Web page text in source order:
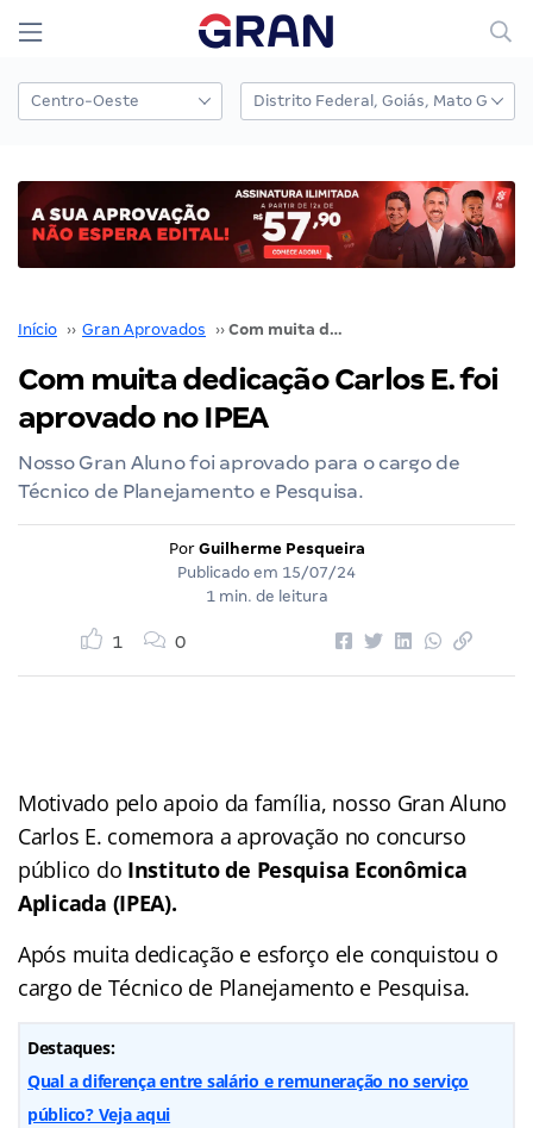
Início ›› Gran Aprovados ›› Com muita dedicação Carlos E. foi aprovado no IPEA
Com muita dedicação Carlos E. foi
aprovado no IPEA
Nosso Gran Aluno foi aprovado para o cargo de
Técnico de Planejamento e Pesquisa.
Por Guilherme Pesqueira
Publicado em 15/07/24
1 min. de leitura
1 0
Motivado pelo apoio da família, nosso Gran Aluno
Carlos E. comemora a aprovação no concurso
público do Instituto de Pesquisa Econômica
Aplicada (IPEA).
Após muita dedicação e esforço ele conquistou o
cargo de Técnico de Planejamento e Pesquisa.
Destaques:
Qual a diferença entre salário e remuneração no serviço
público? Veja aqui